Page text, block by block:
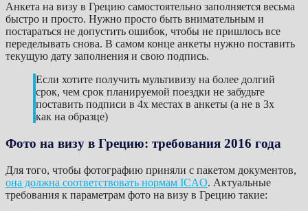
Анкета на визу в Грецию самостоятельно заполняется весьма
быстро и просто. Нужно просто быть внимательным и
постараться не допустить ошибок, чтобы не пришлось все
переделывать снова. В самом конце анкеты нужно поставить
текущую дату заполнения и свою подпись.
Если хотите получить мультивизу на более долгий
срок, чем срок планируемой поездки не забудьте
поставить подписи в 4х местах в анкеты (а не в 3х
как на образце)
Фото на визу в Грецию: требования 2016 года
Для того, чтобы фотографию приняли с пакетом документов,
она должна соответствовать нормам ICAO. Актуальные
требования к параметрам фото на визу в Грецию такие: